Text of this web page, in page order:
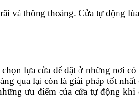
và thông thoáng. Cửa tự động
lựa cửa để đặt ở những nơi có
qua lại còn là giải pháp tốt nhất
ưu điểm của cửa tự động khi